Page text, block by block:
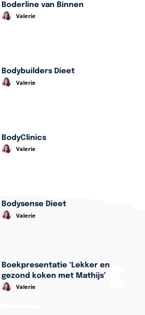
Boderline van Binnen
Valerie
Bodybuilders Dieet
Valerie
BodyClinics
Valerie
Bodysense Dieet
Valerie
Boekpresentatie ‘Lekker en
gezond koken met Mathijs’
Valerie